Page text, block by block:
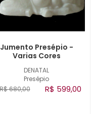
DENATAL
Presépio
Jumento Presépio -
Varias Cores
680,00 R$ 599,00